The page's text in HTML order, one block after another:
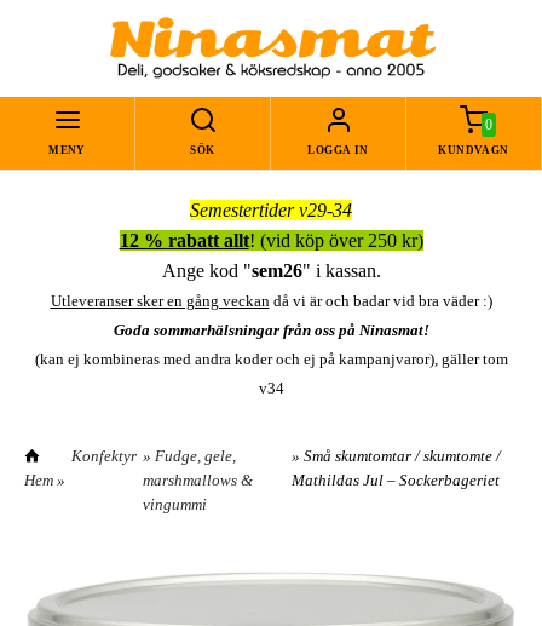
MENY SÖK LOGGA IN
0
KUNDVAGN
Semestertider v29-34
12 % rabatt allt! (vid köp över 250 kr)
Ange kod "sem26" i kassan.
Utleveranser sker en gång veckandå vi är och badar vid bra väder :)
Goda sommarhälsningar från oss på Ninasmat!
(kan ej kombineras med andra koder och ej på kampanjvaror), gäller tom
v34
Hem »
Konfektyr » Fudge, gele,
marshmallows &
vingummi
» Små skumtomtar / skumtomte /
Mathildas Jul – Sockerbageriet